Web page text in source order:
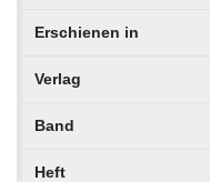
Erschienen in
Verlag
Band
Heft